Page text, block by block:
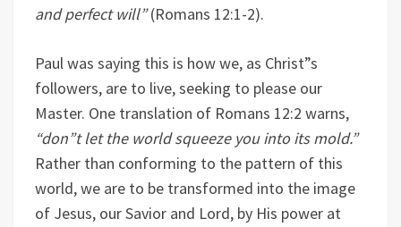
and perfect will”(Romans 12:1-2).
Paul was saying this is how we, as Christ”s
followers, are to live, seeking to please our
Master. One translation of Romans 12:2 warns,
“don”t let the world squeeze you into its mold.”
Rather than conforming to the pattern of this
world, we are to be transformed into the image
of Jesus, our Savior and Lord, by His power at